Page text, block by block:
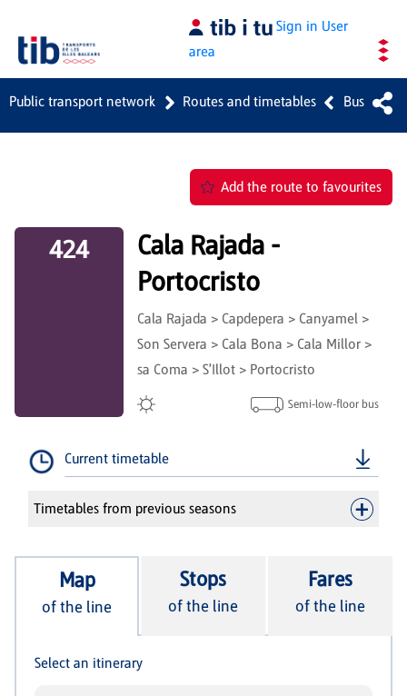
Sign in User
area
Public transport network Routes and timetables Bus
Add the route to favourites
424
Cala Rajada -
Portocristo
Cala Rajada > Capdepera > Canyamel >
Son Servera > Cala Bona > Cala Millor >
sa Coma > S'Illot > Portocristo
Semi-low-floor bus
Current timetable
Timetables from previous seasons
Map
of the line
Stops
of the line
Fares
of the line